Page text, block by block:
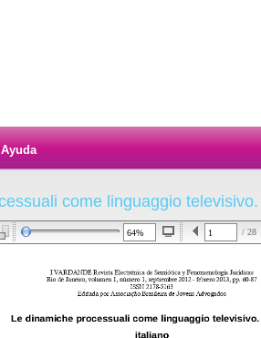
Ayuda
come linguaggio
/ 28